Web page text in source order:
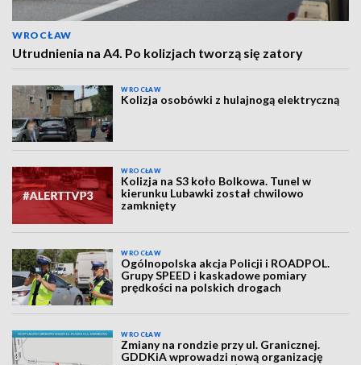
WROCŁAW
Utrudnienia na A4. Po kolizjach tworzą się zatory
WROCŁAW
Kolizja osobówki z hulajnogą elektryczną
WROCŁAW
Kolizja na S3 koło Bolkowa. Tunel w
kierunku Lubawki został chwilowo
zamknięty
WROCŁAW
Ogólnopolska akcja Policji i ROADPOL.
Grupy SPEED i kaskadowe pomiary
prędkości na polskich drogach
WROCŁAW
Zmiany na rondzie przy ul. Granicznej.
GDDKiA wprowadzi nową organizację